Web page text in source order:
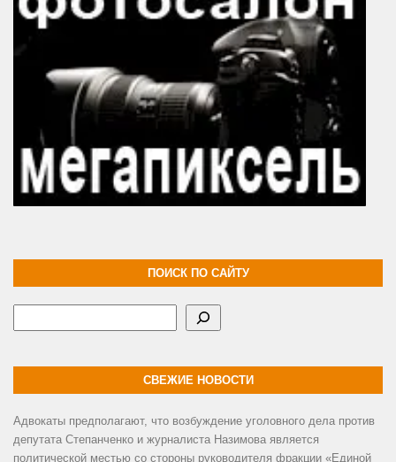
ПОИСК ПО САЙТУ
СВЕЖИЕ НОВОСТИ
Адвокаты предполагают, что возбуждение уголовного дела против
депутата Степанченко и журналиста Назимова является
политической местью со стороны руководителя фракции «Единой